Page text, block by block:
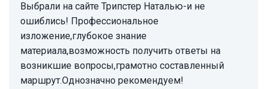
Выбрали на сайте Трипстер Наталью-и не
ошиблись! Профессиональное
изложение,глубокое знание
материала,возможность получить ответы на
возникшие вопросы,грамотно составленный
маршрут.Однозначно рекомендуем!